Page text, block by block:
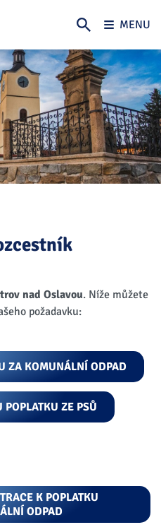
nad Oslavou. Níže můžete
požadavku:
ZA KOMUNÁLNÍ ODPAD
ZE PSŮ
K POPLATKU
ODPAD
MENU